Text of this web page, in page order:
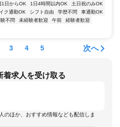
1日からOK 1日4時間以内OK
土日祝のみOK
ク通勤OK シフト自由 学歴不問
車通勤OK
不問 未経験者歓迎 午前
経験者歓迎
3 4 5 次へ
着求人を受け取る
のほか、おすすめ情報なども配信しま